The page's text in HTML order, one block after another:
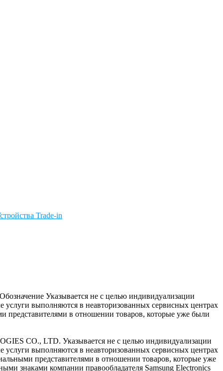
Trade-in
Указывается не с целью индивидуализации
выполняются в неавторизованных сервисных центрах
в отношении товаров, которые уже были
CO., LTD. Указывается не с целью индивидуализации
выполняются в неавторизованных сервисных центрах
представителями в отношении товаров, которые уже
знаками компании правообладателя Samsung Electronics